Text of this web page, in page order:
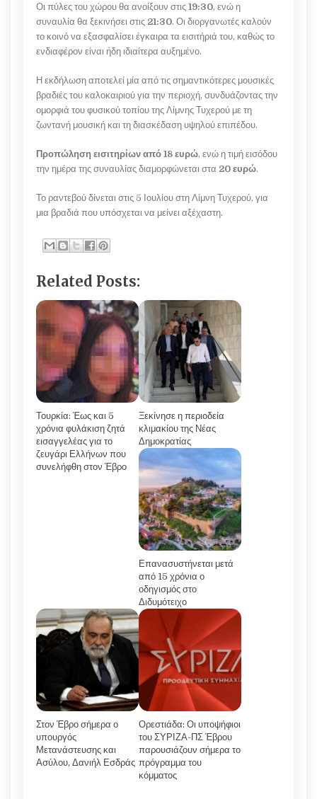
Οι πύλες του χώρου θα ανοίξουν στις 19:30, ενώ η
συναυλία θα ξεκινήσει στις 21:30. Οι διοργανωτές καλούν
το κοινό να εξασφαλίσει έγκαιρα τα εισιτήριά του, καθώς το
ενδιαφέρον είναι ήδη ιδιαίτερα αυξημένο.
Η εκδήλωση αποτελεί μία από τις σημαντικότερες μουσικές
βραδιές του καλοκαιριού για την περιοχή, συνδυάζοντας την
ομορφιά του φυσικού τοπίου της Λίμνης Τυχερού με τη
ζωντανή μουσική και τη διασκέδαση υψηλού επιπέδου.
Προπώληση εισιτηρίων από 18 ευρώ, ενώ η τιμή εισόδου
την ημέρα της συναυλίας διαμορφώνεται στα 20 ευρώ.
Το ραντεβού δίνεται στις 5 Ιουλίου στη Λίμνη Τυχερού, για
μια βραδιά που υπόσχεται να μείνει αξέχαστη.
Related Posts:
Τουρκία: Έως και 5
χρόνια φυλάκιση ζητά
εισαγγελέας για το
ζευγάρι Ελλήνων που
συνελήφθη στον Έβρο
Ξεκίνησε η περιοδεία
κλιμακίου της Νέας
Δημοκρατίας
Επανασυστήνεται μετά
από 15 χρόνια ο
οδηγισμός στο
Διδυμότειχο
Στον Έβρο σήμερα ο
υπουργός
Μετανάστευσης και
Ασύλου, Δανιήλ Εσδράς
Ορεστιάδα: Οι υποψήφιοι
του ΣΥΡΙΖΑ-ΠΣ Έβρου
παρουσιάζουν σήμερα το
πρόγραμμα του
κόμματος